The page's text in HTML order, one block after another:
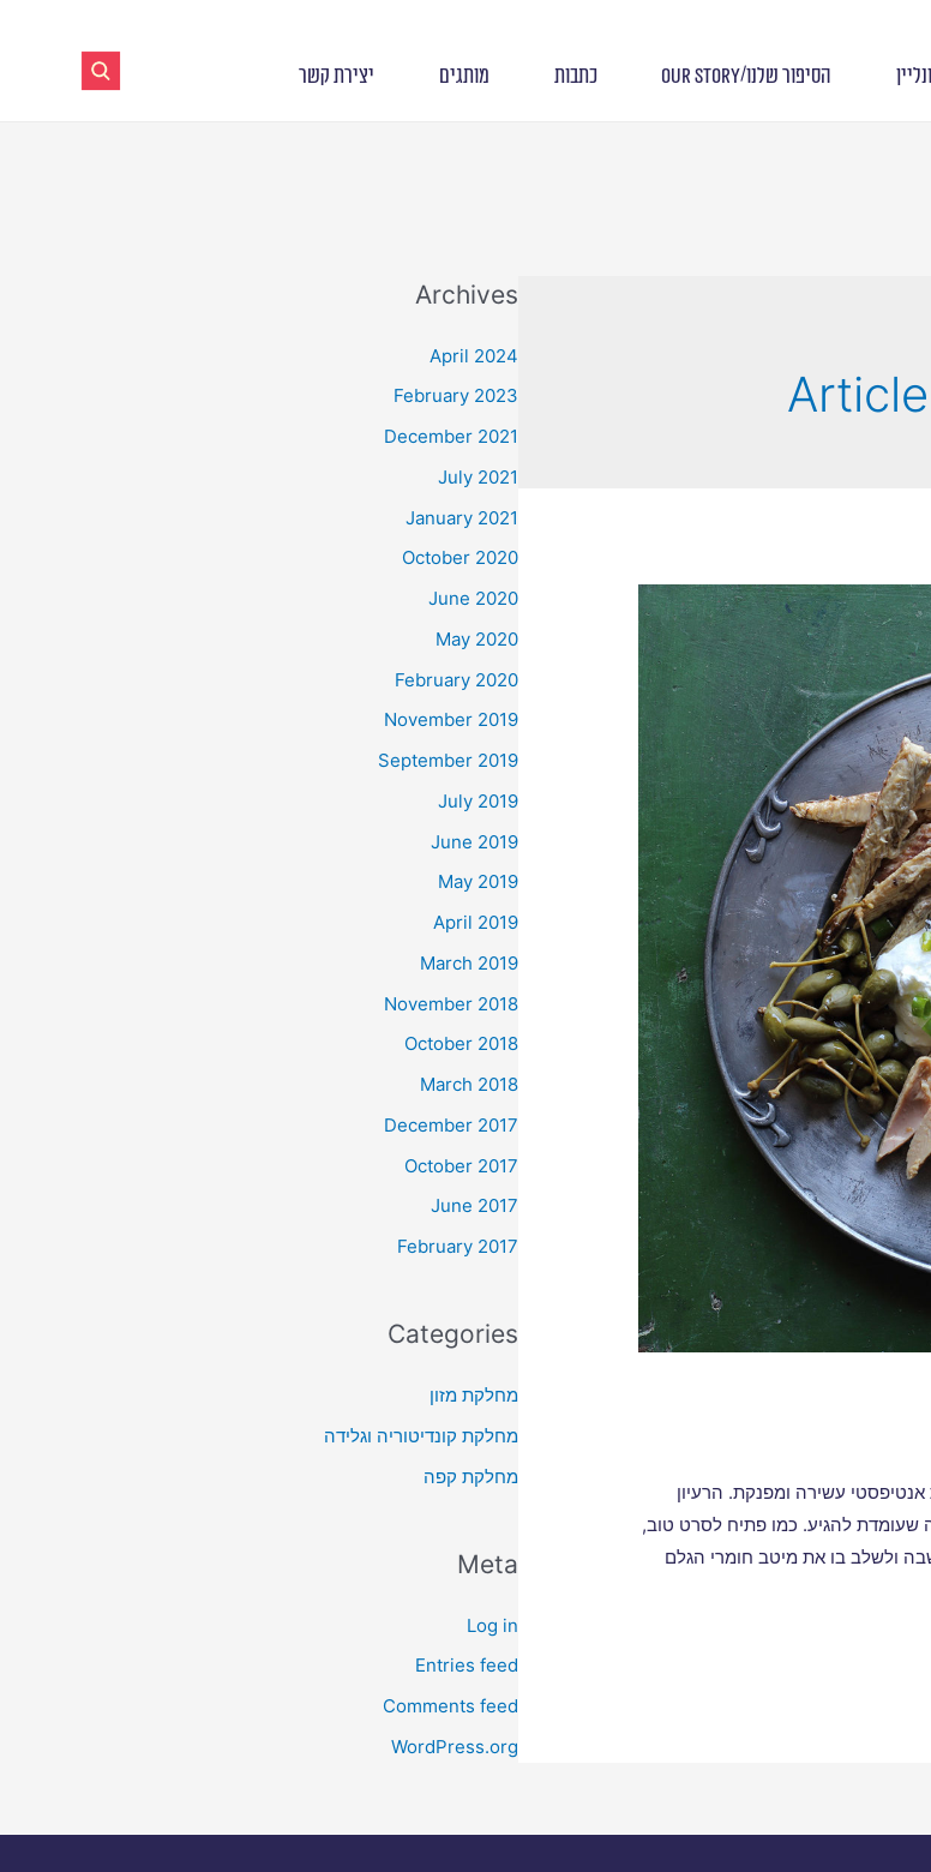
הסיפור שלנו/
OUR STORY כתבות מותגים יצירת קשר
עשירה ומפנקת. הרעיון
שעומדת להגיע. כמו פתיח לסרט טוב,
ולשלב בו את מיטב חומרי הגלם
Archives
April 2024
February 2023
December 2021
July 2021
January 2021
October 2020
June 2020
May 2020
February 2020
November 2019
September 2019
July 2019
June 2019
May 2019
April 2019
March 2019
November 2018
October 2018
March 2018
December 2017
October 2017
June 2017
February 2017
Categories
מחלקת מזון
מחלקת קונדיטוריה וגלידה
מחלקת קפה
Meta
Log in
Entries feed
Comments feed
WordPress.org